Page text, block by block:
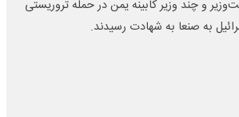
و چند وزیر کابینه یمن در حمله تروریستی
به صنعا به شهادت رسیدند.